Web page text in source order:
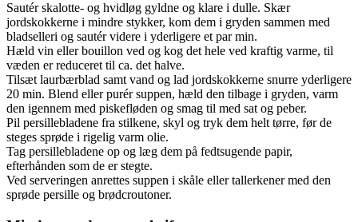
Sautér skalotte- og hvidløg gyldne og klare i dulle. Skær
jordskokkerne i mindre stykker, kom dem i gryden sammen med
bladselleri og sautér videre i yderligere et par min.
Hæld vin eller bouillon ved og kog det hele ved kraftig varme, til
væden er reduceret til ca. det halve.
Tilsæt laurbærblad samt vand og lad jordskokkerne snurre yderligere
20 min. Blend eller purér suppen, hæld den tilbage i gryden, varm
den igennem med piskefløden og smag til med sat og peber.
Pil persillebladene fra stilkene, skyl og tryk dem helt tørre, før de
steges sprøde i rigelig varm olie.
Tag persillebladene op og læg dem på fedtsugende papir,
efterhånden som de er stegte.
Ved serveringen anrettes suppen i skåle eller tallerkener med den
sprøde persille og brødcroutoner.